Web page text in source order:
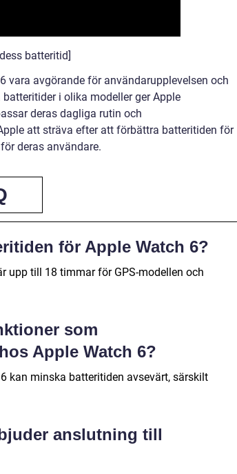
batteritid]
avgörande för användarupplevelsen och
i olika modeller ger Apple
deras dagliga rutin och
att sträva efter att förbättra batteritiden för
deras användare.
för Apple Watch 6?
upp till 18 timmar för GPS-modellen och
som
Apple Watch 6?
kan minska batteritiden avsevärt, särskilt
anslutning till